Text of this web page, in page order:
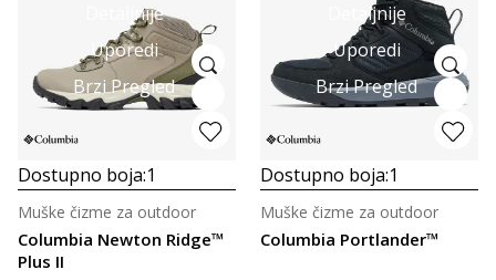
Detaljnije
Uporedi
Brzi Pregled
Dostupno boja:1
Columbia Newton Ridge™
Plus II
Muške čizme za outdoor
Detaljnije
Uporedi
Brzi Pregled
Dostupno boja:1
Columbia Portlander™
Muške čizme za outdoor